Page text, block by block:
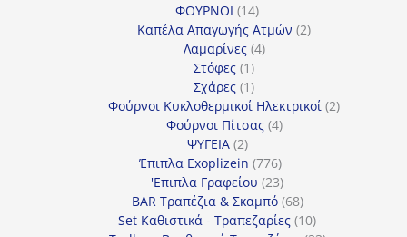
ΦΟΥΡΝΟΙ 1414
προϊόντα
Καπέλα Απαγωγής Ατμών 22
Λαμαρίνες 44
Στόφες 11
προϊόν
Σχάρες 11
προϊόν
Φούρνοι Κυκλοθερμικοί Ηλεκτρικοί 22
Φούρνοι Πίτσας 44
ΨΥΓΕΙΑ 22
προϊόντα
Έπιπλα Exoplizein 776776
προϊόντα
'Επιπλα Γραφείου 2323
προϊόντα
BAR Τραπέζια & Σκαμπό 6868
προϊόντα
Set Καθιστικά - Τραπεζαρίες 1010